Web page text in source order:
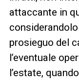
attaccante in
prosieguo del
l’eventuale
l’estate,